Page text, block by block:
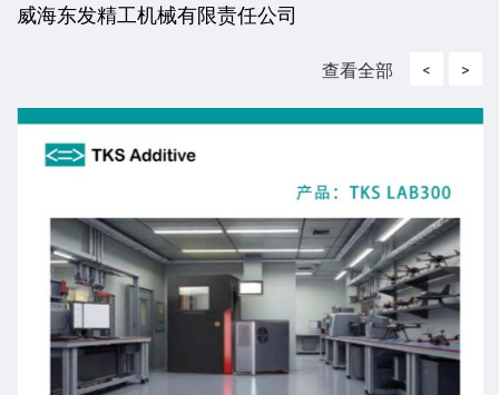
威海东发精工机械有限责任公司
查看全部 < >